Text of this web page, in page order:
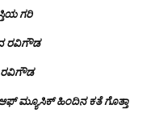
ಗರಿ
ರವಿಗೌಡ
ರವಿಗೌಡ
ಮ್ಯೂಸಿಕ್ ಹಿಂದಿನ ಕತೆ ಗೊತ್ತಾ